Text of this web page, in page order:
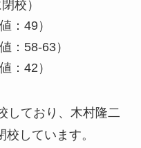
校）
：49）
：58-63）
：42）
しており、木村隆二
しています。